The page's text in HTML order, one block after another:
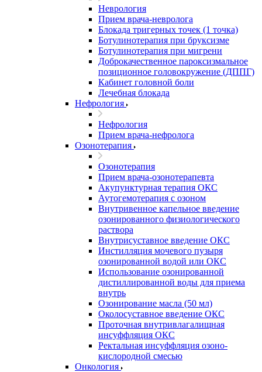
Неврология
Прием врача-невролога
Блокада тригерных точек (1 точка)
Ботулинотерапия при бруксизме
Ботулинотерапия при мигрени
Доброкачественное пароксизмальное
позиционное головокружение (ДППГ)
Кабинет головной боли
Лечебная блокада
Нефрология
Нефрология
Прием врача-нефролога
Озонотерапия
Озонотерапия
Прием врача-озонотерапевта
Акупунктурная терапия ОКС
Аутогемотерапия с озоном
Внутривенное капельное введение
озонированного физиологического
раствора
Внутрисуставное введение ОКС
Инстилляция мочевого пузыря
озонированной водой или ОКС
Использование озонированной
дистиллированной воды для приема
внутрь
Озонирование масла (50 мл)
Околосуставное введение ОКС
Проточная внутривлагалищная
инсуффляция ОКС
Ректальная инсуффляция озоно-
кислородной смесью
Онкология